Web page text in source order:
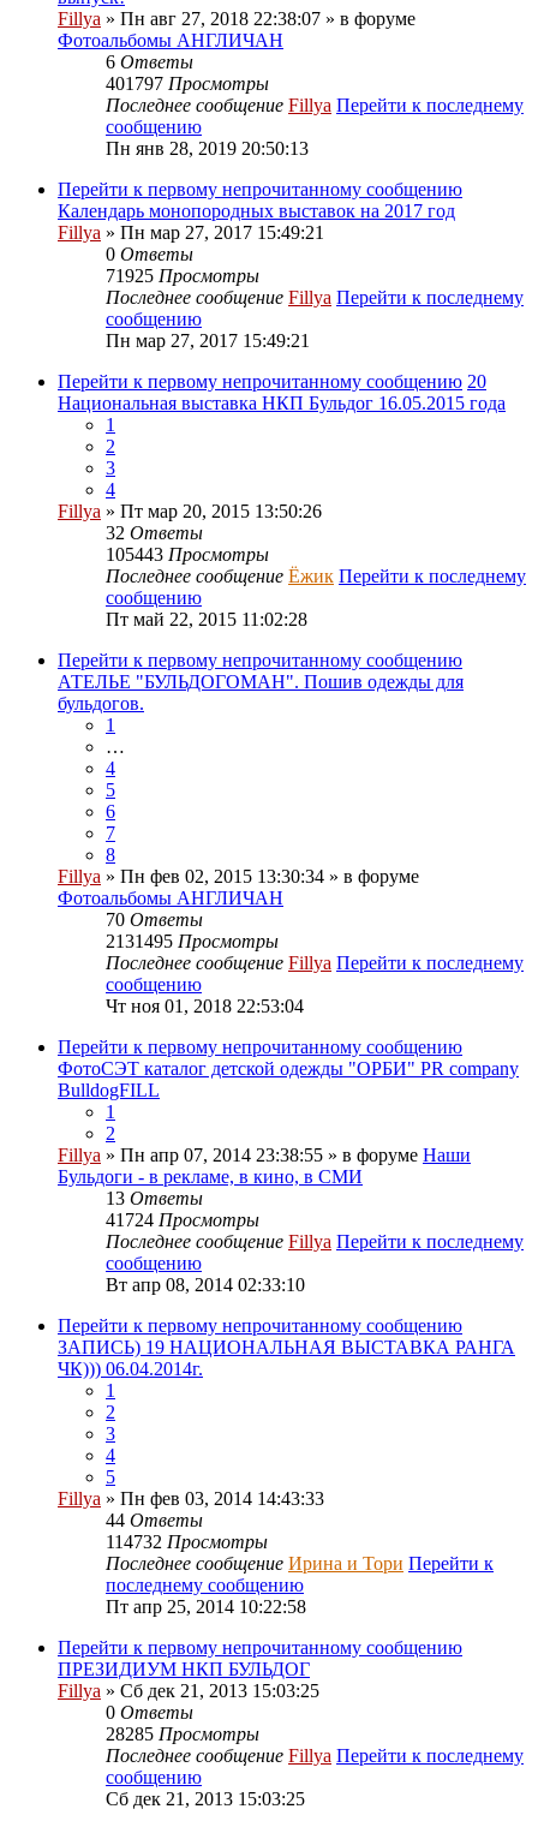
Fillya » Пн авг 27, 2018 22:38:07 » в форуме
Фотоальбомы АНГЛИЧАН
6 Ответы
401797 Просмотры
Последнее сообщение Fillya Перейти к последнему
сообщению
Пн янв 28, 2019 20:50:13
Перейти к первому непрочитанному сообщению
Календарь монопородных выставок на 2017 год
Fillya » Пн мар 27, 2017 15:49:21
0 Ответы
71925 Просмотры
Последнее сообщение Fillya Перейти к последнему
сообщению
Пн мар 27, 2017 15:49:21
Перейти к первому непрочитанному сообщению 20
Национальная выставка НКП Бульдог 16.05.2015 года
1
2
3
4
Fillya » Пт мар 20, 2015 13:50:26
32 Ответы
105443 Просмотры
Последнее сообщение Ёжик Перейти к последнему
сообщению
Пт май 22, 2015 11:02:28
Перейти к первому непрочитанному сообщению
АТЕЛЬЕ "БУЛЬДОГОМАН". Пошив одежды для
бульдогов.
1
…
4
5
6
7
8
Fillya » Пн фев 02, 2015 13:30:34 » в форуме
Фотоальбомы АНГЛИЧАН
70 Ответы
2131495 Просмотры
Последнее сообщение Fillya Перейти к последнему
сообщению
Чт ноя 01, 2018 22:53:04
Перейти к первому непрочитанному сообщению
ФотоСЭТ каталог детской одежды "ОРБИ" PR company
BulldogFILL
1
2
Fillya » Пн апр 07, 2014 23:38:55 » в форуме Наши
Бульдоги - в рекламе, в кино, в СМИ
13 Ответы
41724 Просмотры
Последнее сообщение Fillya Перейти к последнему
сообщению
Вт апр 08, 2014 02:33:10
Перейти к первому непрочитанному сообщению
ЗАПИСЬ) 19 НАЦИОНАЛЬНАЯ ВЫСТАВКА РАНГА
ЧК))) 06.04.2014г.
1
2
3
4
5
Fillya » Пн фев 03, 2014 14:43:33
44 Ответы
114732 Просмотры
Последнее сообщение Ирина и Тори Перейти к
последнему сообщению
Пт апр 25, 2014 10:22:58
Перейти к первому непрочитанному сообщению
ПРЕЗИДИУМ НКП БУЛЬДОГ
Fillya » Сб дек 21, 2013 15:03:25
0 Ответы
28285 Просмотры
Последнее сообщение Fillya Перейти к последнему
сообщению
Сб дек 21, 2013 15:03:25